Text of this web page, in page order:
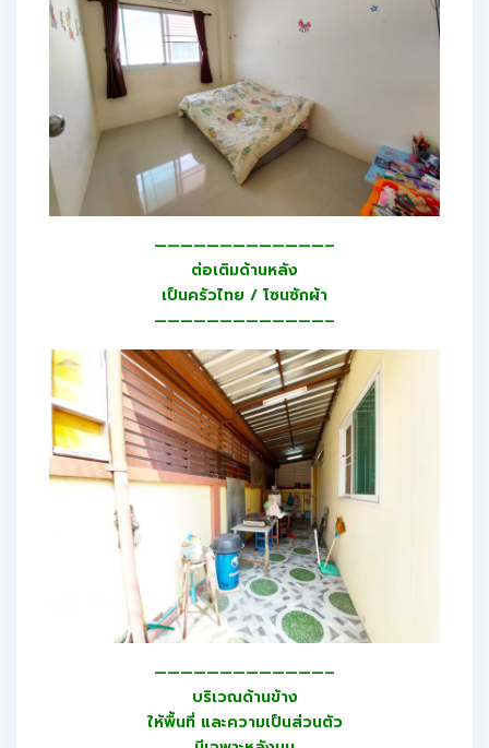
—————————————–
ต่อเติมด้านหลัง
เป็นครัวไทย / โซนซักผ้า
—————————————–
—————————————–
บริเวณด้านข้าง
ให้พื้นที่ และความเป็นส่วนตัว